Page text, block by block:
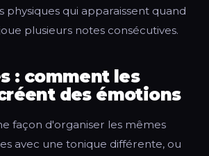
physiques qui apparaissent quand
plusieurs notes consécutives.
: comment les
des émotions
façon d'organiser les mêmes
avec une tonique différente, ou